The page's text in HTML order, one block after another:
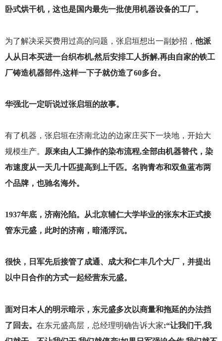
卧式烘干机，这也是国内最先一批使用机器设备的工厂。
为了解决采买费用过高的问题，张启垣想出一副妙招， 他派
人从日本买进一台织布机,然后安排工人拆解,再由自家的铁工
厂铸造机器部件,这样一下子就仿造了60多台。
华强北一定听说过张启垣的故事。
有了机器，张启垣在济南北边的边家庄买下一块地，开始大
规模生产。
原来由人工操作的染布流程,全部由机器替代，染
布速度从一天几十匹提高到上千匹。名驹青布和双鱼蓝布两
个品牌，也驰名海外。
1937年底，济南沦陷。从北京辅仁大学毕业的张东木正式接
管东元盛，此时的济南，暗涌浮沉。
很快，日军先后接管了成通、成大和仁丰几个大厂，并提出
以中日合作的方式一起经营东元盛。
面对日本人的明示暗示，东元盛多次以商量和拖延的办法挡
了回去。 在东元盛高层，总经理明确告诉大家:“让我们干,我